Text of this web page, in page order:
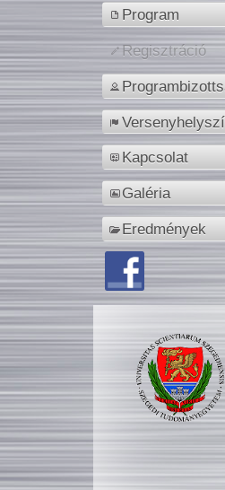
Program
Regisztráció
Kapcsolat
Galéria
Eredmények